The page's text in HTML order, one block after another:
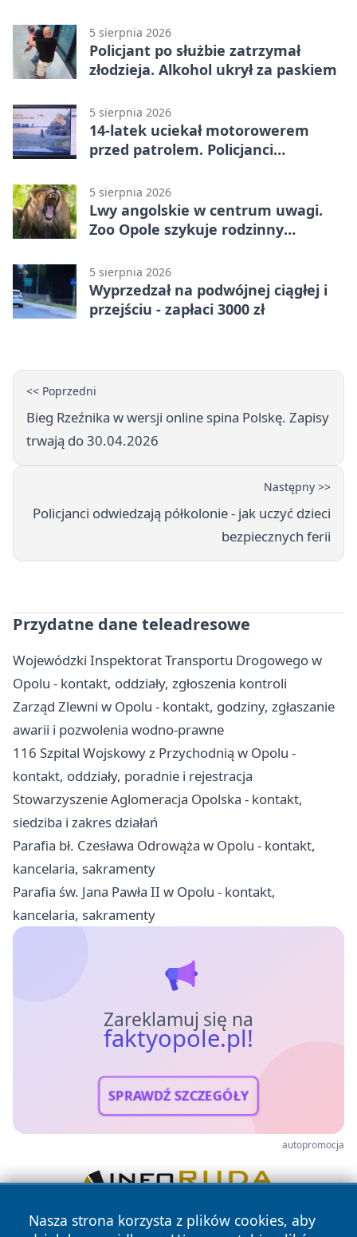
5 sierpnia 2026
Policjant po służbie zatrzymał
złodzieja. Alkohol ukrył za paskiem
5 sierpnia 2026
14-latek uciekał motorowerem
przed patrolem. Policjanci
5 sierpnia 2026
Lwy angolskie w centrum uwagi.
Zoo Opole szykuje rodzinny
5 sierpnia 2026
Wyprzedzał na podwójnej ciągłej i
przejściu - zapłaci 3000 zł
<< Poprzedni
Bieg Rzeźnika w wersji online spina Polskę. Zapisy
trwają do 30.04.2026
Następny >>
Policjanci odwiedzają półkolonie - jak uczyć dzieci
bezpiecznych ferii
Przydatne dane teleadresowe
Wojewódzki Inspektorat Transportu Drogowego w
Opolu - kontakt, oddziały, zgłoszenia kontroli
Zarząd Zlewni w Opolu - kontakt, godziny, zgłaszanie
awarii i pozwolenia wodno-prawne
116 Szpital Wojskowy z Przychodnią w Opolu -
kontakt, oddziały, poradnie i rejestracja
Stowarzyszenie Aglomeracja Opolska - kontakt,
siedziba i zakres działań
Parafia bł. Czesława Odrowąża w Opolu - kontakt,
kancelaria, sakramenty
Parafia św. Jana Pawła II w Opolu - kontakt,
kancelaria, sakramenty
Zareklamuj się na
faktyopole.pl!
SPRAWDŹ SZCZEGÓŁY
autopromocja
Nasza strona korzysta z plików cookies, aby